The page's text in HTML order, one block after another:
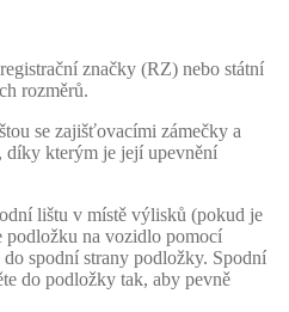
značky (RZ) nebo státní
rozměrů.
se zajišťovacími zámečky a
díky kterým je její upevnění
lištu v místě výlisků (pokud je
podložku na vozidlo pomocí
spodní strany podložky. Spodní
do podložky tak, aby pevně